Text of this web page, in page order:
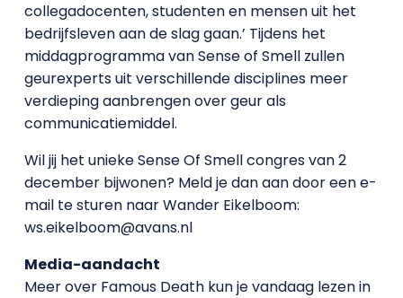
collegadocenten, studenten en mensen uit het
bedrijfsleven aan de slag gaan.’ Tijdens het
middagprogramma van Sense of Smell zullen
geurexperts uit verschillende disciplines meer
verdieping aanbrengen over geur als
communicatiemiddel.
Wil jij het unieke Sense Of Smell congres van 2
december bijwonen? Meld je dan aan door een e-
mail te sturen naar Wander Eikelboom:
ws.eikelboom@avans.nl
Media-aandacht
Meer over Famous Death kun je vandaag lezen in